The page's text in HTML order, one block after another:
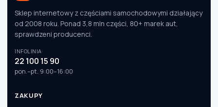
Sklep internetowy z częściami samochodowymi działający
od 2008 roku. Ponad 3,8 mln części, 80+ marek aut,
sprawdzeni producenci.
INFOLINIA
22 100 15 90
pon.–pt. 9:00–16:00
ZAKUPY